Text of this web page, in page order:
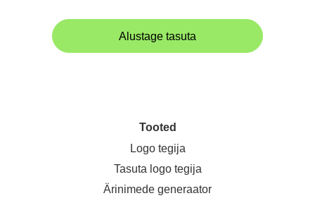
Alustage tasuta
Tooted
Logo tegija
Tasuta logo tegija
Ärinimede generaator